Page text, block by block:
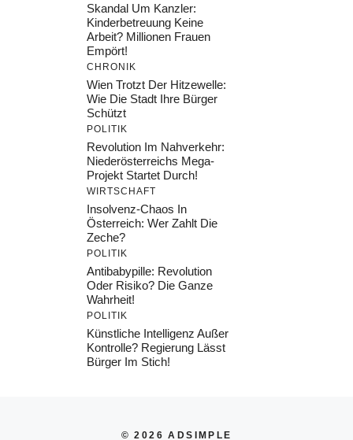
Skandal Um Kanzler:
Kinderbetreuung Keine
Arbeit? Millionen Frauen
Empört!
CHRONIK
Wien Trotzt Der Hitzewelle:
Wie Die Stadt Ihre Bürger
Schützt
POLITIK
Revolution Im Nahverkehr:
Niederösterreichs Mega-
Projekt Startet Durch!
WIRTSCHAFT
Insolvenz-Chaos In
Österreich: Wer Zahlt Die
Zeche?
POLITIK
Antibabypille: Revolution
Oder Risiko? Die Ganze
Wahrheit!
POLITIK
Künstliche Intelligenz Außer
Kontrolle? Regierung Lässt
Bürger Im Stich!
© 2026 ADSIMPLE